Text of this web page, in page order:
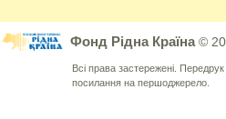
Фонд Рідна Країна©
Всі права застережені.
посилання на першоджерело.